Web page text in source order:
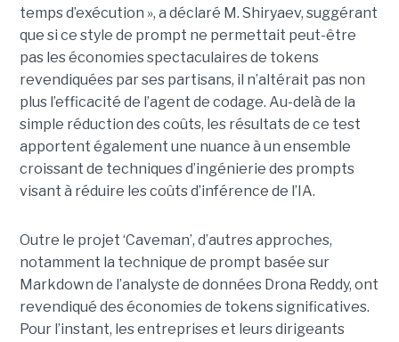
temps d’exécution », a déclaré M. Shiryaev, suggérant
que si ce style de prompt ne permettait peut-être
pas les économies spectaculaires de tokens
revendiquées par ses partisans, il n’altérait pas non
plus l’efficacité de l’agent de codage. Au-delà de la
simple réduction des coûts, les résultats de ce test
apportent également une nuance à un ensemble
croissant de techniques d’ingénierie des prompts
visant à réduire les coûts d’inférence de l’IA.
Outre le projet ‘Caveman’, d’autres approches,
notamment la technique de prompt basée sur
Markdown de l’analyste de données Drona Reddy, ont
revendiqué des économies de tokens significatives.
Pour l’instant, les entreprises et leurs dirigeants